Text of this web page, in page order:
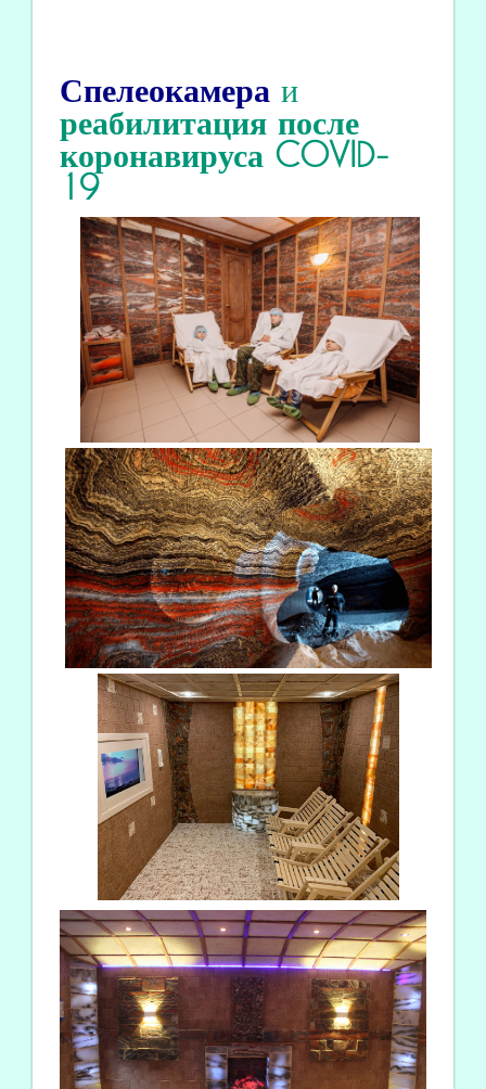
Спелеокамера и
реабилитацияпосле
коронавируса COVID-
19